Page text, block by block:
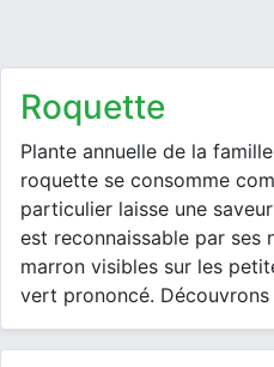
roquette
Plante annuelle de la
roquette se consomme
particulier laisse une
est reconnaissable par ses
marron visibles sur les
vert prononcé.